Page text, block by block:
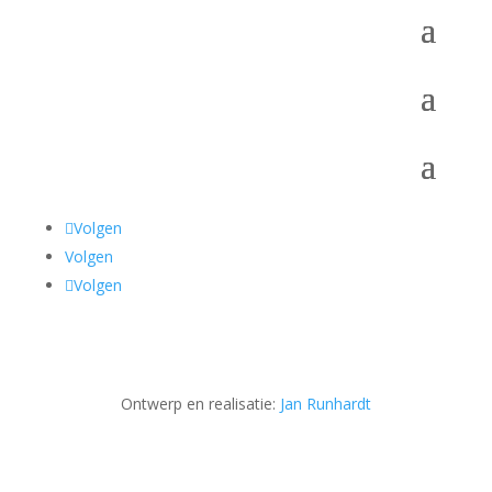
Volgen
Volgen
Volgen
Ontwerp en realisatie: Jan Runhardt